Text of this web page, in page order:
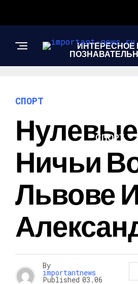
ИНТЕРЕСНОЕ
СПОРТ
СПОРТ
Нулевые
Ничьи
Львове
By
importantnews
Published 03.06